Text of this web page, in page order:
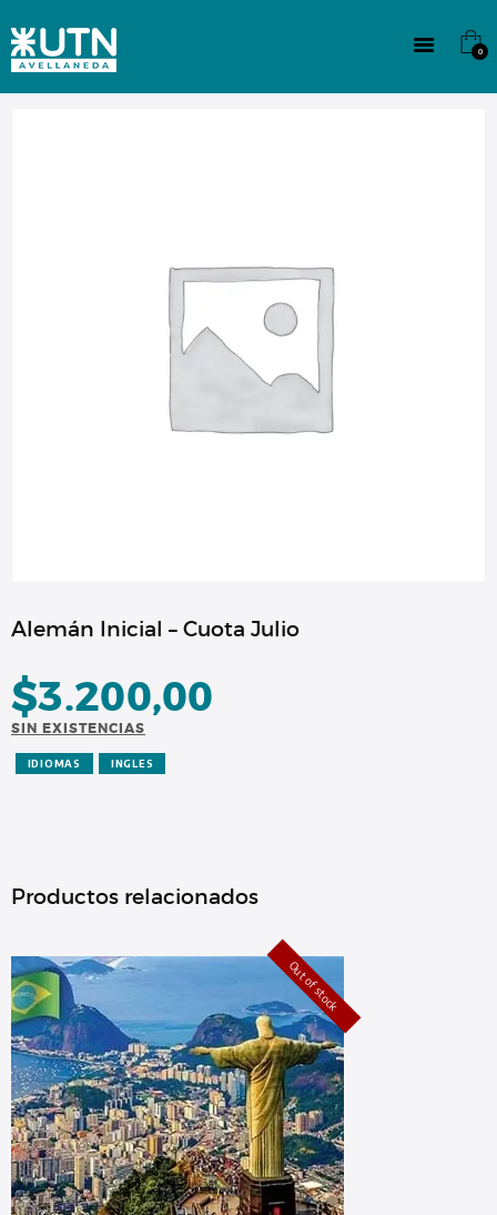
0
CULTURA
Alemán Inicial – Cuota Julio
$3.200,00
SIN EXISTENCIAS
IDIOMAS INGLES
Productos relacionados
Out of stock